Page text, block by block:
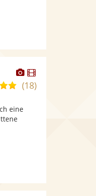
Dieser
Künstler
stellt
Dieser
Künstler
5,0
5
Sternen
(18)
eine